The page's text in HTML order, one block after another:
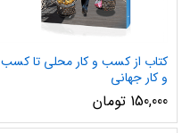
کتاب از کسب و کار محلی تا کسب
و کار جهانی
150,000 تومان